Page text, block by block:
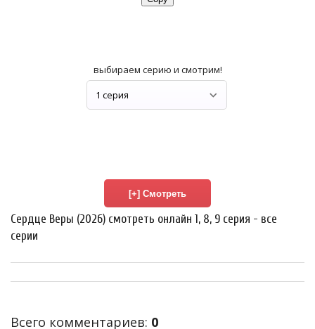
выбираем серию и смотрим!
Сердце Веры (2026) смотреть онлайн 1, 8, 9 серия - все
серии
Всего комментариев: 0